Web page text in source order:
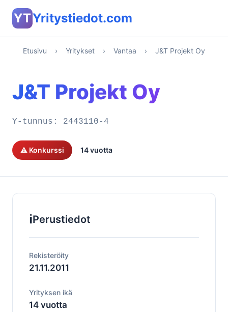
YTYritystiedot.com
Etusivu › Yritykset › Vantaa › J&T Projekt Oy
J&T Projekt Oy
Y-tunnus: 2443110-4
⚠️ Konkurssi 14 vuotta
ℹ️Perustiedot
Rekisteröity
21.11.2011
Yrityksen ikä
14 vuotta